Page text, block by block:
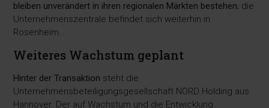
bleiben unverändert in ihren regionalen Märkten bestehen; die
Unternehmenszentrale befindet sich weiterhin in
Rosenheim.
Weiteres Wachstum geplant
Hinter der Transaktion steht die
Unternehmensbeteiligungsgesellschaft NORD Holding aus
Hannover. Der auf Wachstum und die Entwicklung